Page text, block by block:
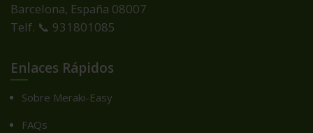
Barcelona, España 08007
Telf. 📞 931801085
Enlaces Rápidos
Sobre Meraki-Easy
FAQs